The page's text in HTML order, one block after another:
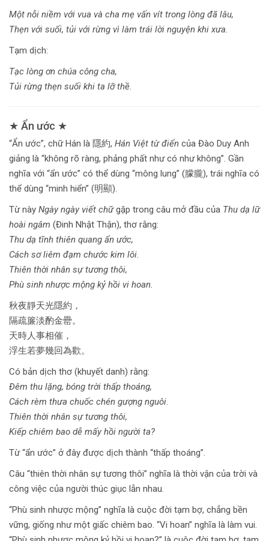
Một nỗi niềm với vua và cha mẹ vấn vít trong lòng đã lâu,
Thẹn với suối, tủi với rừng vì làm trái lời nguyện khi xưa.
Tạm dịch:
Tạc lòng ơn chúa công cha,
Tủi rừng thẹn suối khi ta lỡ thề.
★ Ẩn ước ★
“Ẩn ước”, chữ Hán là 隱約, Hán Việt từ điển của Đào Duy Anh
giảng là “không rõ ràng, phảng phất như có như không”. Gần
nghĩa với “ẩn ước” có thể dùng “mông lung” (朦朧), trái nghĩa có
thể dùng “minh hiển” (明顯).
Từ này Ngày ngày viết chữgặp trong câu mở đầu của Thu dạ lữ
hoài ngâm (Đinh Nhật Thận), thơ rằng:
Thu dạ tĩnh thiên quang ẩn ước,
Cách sơ liêm đạm chước kim lôi.
Thiên thời nhân sự tương thôi,
Phù sinh nhược mộng kỷ hồi vi hoan.
秋夜靜天光隱約，
隔疏簾淡酌金罍。
天時人事相催，
浮生若夢幾回為歡。
Có bản dịch thơ (khuyết danh) rằng:
Đêm thu lặng, bóng trời thấp thoáng,
Cách rèm thưa chuốc chén gượng nguôi.
Thiên thời nhân sự tương thôi,
Kiếp chiêm bao dễ mấy hồi người ta?
Từ “ẩn ước” ở đây được dịch thành “thấp thoáng”.
Câu “thiên thời nhân sự tương thôi” nghĩa là thời vận của trời và
công việc của người thúc giục lẫn nhau.
“Phù sinh nhược mộng” nghĩa là cuộc đời tạm bợ, chẳng bền
vững, giống như một giấc chiêm bao. “Vi hoan” nghĩa là làm vui.